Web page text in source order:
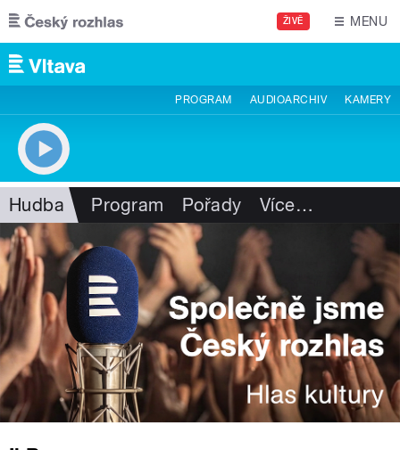
Přejít k hlavnímu obsahu
ŽIVĚ MENU
PROGRAM AUDIOARCHIV KAMERY
Hudba Program Pořady Více…